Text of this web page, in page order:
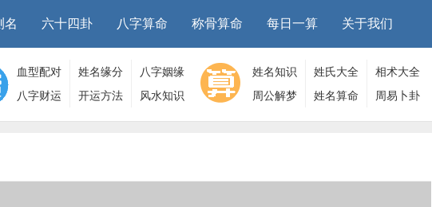
名 六十四卦 八字算命 称骨算命 每日一算 关于我们
血型配对 姓名缘分
八字姻缘
八字财运
开运方法 风水知识
姓名知识 姓氏大全
相术大全
周公解梦
姓名算命 周易卜卦